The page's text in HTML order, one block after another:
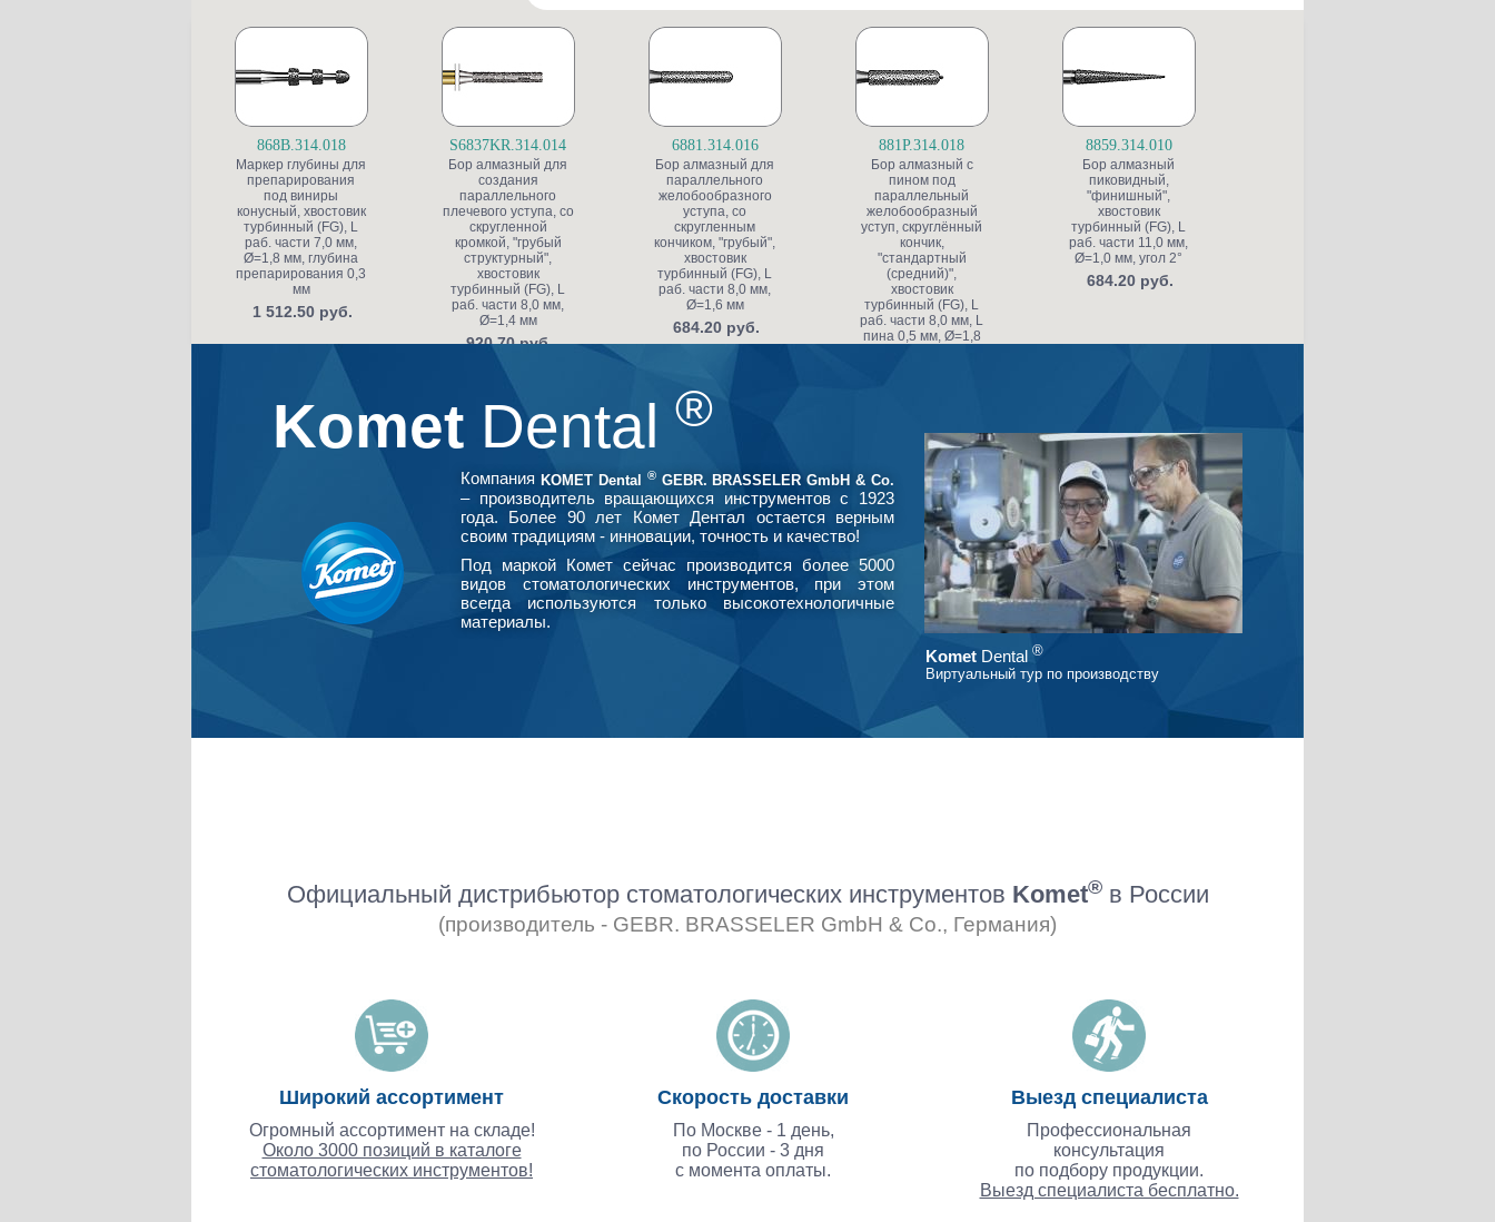
868B.314.018
Маркер глубины для
препарирования
под виниры
конусный, хвостовик
турбинный (FG), L
раб. части 7,0 мм,
Ø=1,8 мм, глубина
препарирования 0,3
мм
1 512.50 руб.
S6837KR.314.014
Бор алмазный для
создания
параллельного
плечевого уступа, со
скругленной
кромкой, "грубый
структурный",
хвостовик
турбинный (FG), L
раб. части 8,0 мм,
Ø=1,4 мм
920.70 руб.
6881.314.016
Бор алмазный для
параллельного
желобообразного
уступа, со
скругленным
кончиком, "грубый",
хвостовик
турбинный (FG), L
раб. части 8,0 мм,
Ø=1,6 мм
684.20 руб.
881P.314.018
Бор алмазный с
пином под
параллельный
желобообразный
уступ, скруглённый
кончик,
"стандартный
(средний)",
хвостовик
турбинный (FG), L
раб. части 8,0 мм, L
пина 0,5 мм, Ø=1,8
8859.314.010
Бор алмазный
пиковидный,
"финишный",
хвостовик
турбинный (FG), L
раб. части 11,0 мм,
Ø=1,0 мм, угол 2°
684.20 руб.
Komet Dental ®
Компания KOMET Dental ®GEBR. BRASSELER GmbH & Co.
– производитель вращающихся инструментов с 1923
года. Более 90 лет Комет Дентал остается верным
своим традициям - инновации, точность и качество!
Под маркой Комет сейчас производится более 5000
видов стоматологических инструментов, при этом
всегда используются только высокотехнологичные
материалы.
Komet Dental ®
Виртуальный тур по производству
Официальный дистрибьютор стоматологических инструментов Komet®в России
(производитель - GEBR. BRASSELER GmbH & Co., Германия)
Широкий ассортимент
Огромный ассортимент на складе!
Около 3000 позиций в каталоге
стоматологических инструментов!
Скорость доставки
По Москве - 1 день,
по России - 3 дня
с момента оплаты.
Выезд специалиста
Профессиональная
консультация
по подбору продукции.
Выезд специалиста бесплатно.